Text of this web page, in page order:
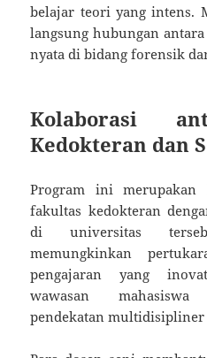
belajar teori yang intens.
langsung hubungan
nyata di bidang forensik
Kolaborasi
Kedokteran dan
Program ini merupakan
fakultas kedokteran
di universitas
memungkinkan
pengajaran yang
wawasan
pendekatan